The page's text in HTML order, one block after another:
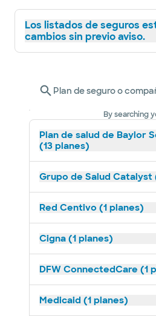
Los listados de seguros
cambios sin previo aviso.
Plan de seguro o
By searching
Plan de salud de Baylor
(13 planes)
Grupo de Salud Catalyst
Red Centivo (1 planes)
Cigna (1 planes)
DFW ConnectedCare (1
Medicaid (1 planes)